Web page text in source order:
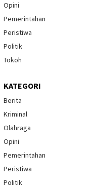
Opini
Pemerintahan
Peristiwa
Politik
Tokoh
KATEGORI
Berita
Kriminal
Olahraga
Opini
Pemerintahan
Peristiwa
Politik